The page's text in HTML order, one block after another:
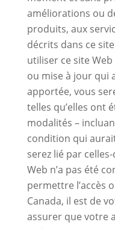
améliorations ou
produits, aux
décrits dans ce
utiliser ce site
ou mise à jour qui
apportée, vous
telles qu’elles ont
modalités –
condition qui
serez lié par
Web n’a pas été
permettre l’accès
Canada, il est de
assurer que votre